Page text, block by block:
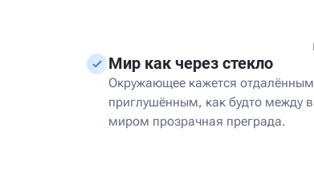
Мир как через стекло
Окружающее кажется
приглушённым, как будто между
миром прозрачная преграда.